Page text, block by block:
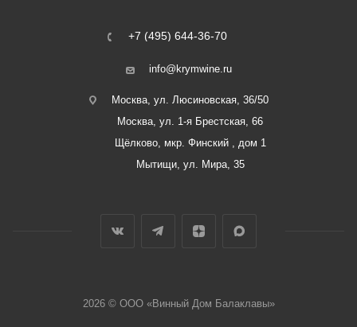
+7 (495) 644-36-70
info@krymwine.ru
Москва, ул. Люсиновская, 36/50
Москва, ул. 1-я Брестская, 66
Щёлково, мкр. Финский , дом 1
Мытищи, ул. Мира, 35
2026 © ООО «Винный Дом Балаклавы»